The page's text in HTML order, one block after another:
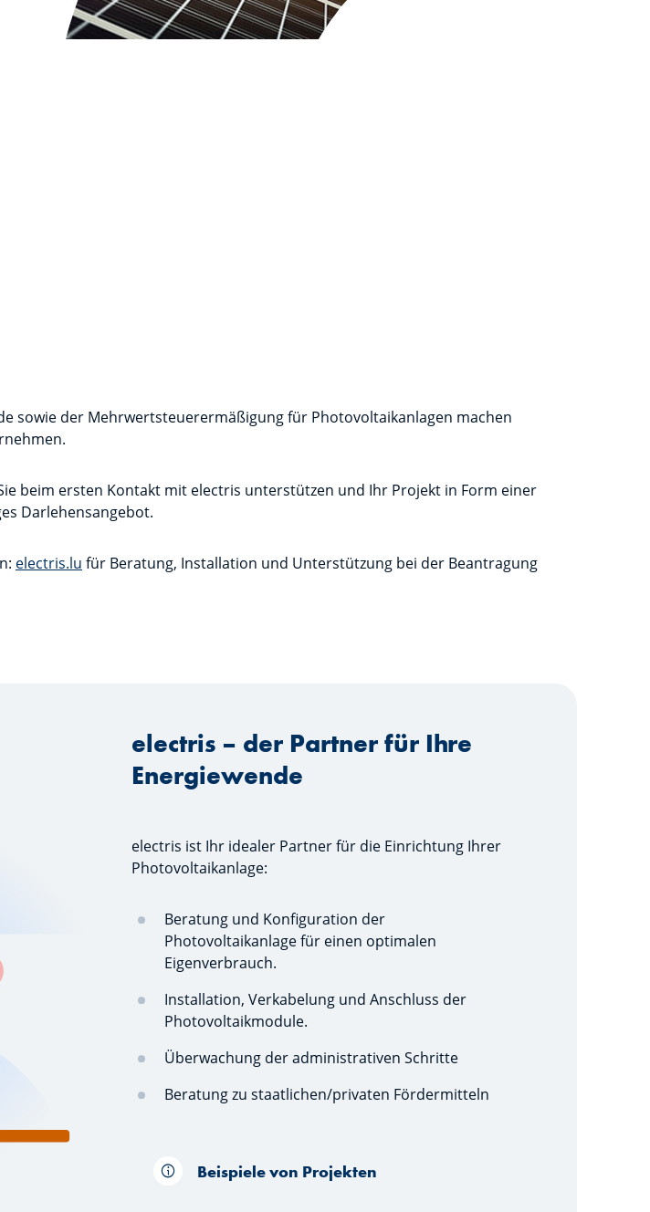
sowie der Mehrwertsteuerermäßigung für Photovoltaikanlagen machen
beim ersten Kontakt mit electris unterstützen und Ihr Projekt in Form einer
Darlehensangebot.
electris.lu für Beratung, Installation und Unterstützung bei der Beantragung
electris – der Partner für Ihre
Energiewende
electris ist Ihr idealer Partner für die Einrichtung Ihrer
Photovoltaikanlage:
Beratung und Konfiguration der
Photovoltaikanlage für einen optimalen
Eigenverbrauch.
Installation, Verkabelung und Anschluss der
Photovoltaikmodule.
Überwachung der administrativen Schritte
Beratung zu staatlichen/privaten Fördermitteln
Beispiele von Projekten